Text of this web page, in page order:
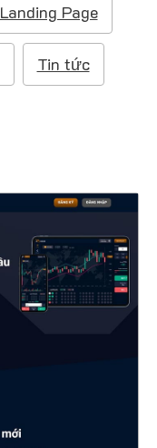
Landing Page
Tin tức